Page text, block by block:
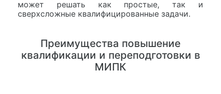
может решать как простые, так и
сверхсложные квалифицированные задачи.
Преимущества повышение
квалификации и переподготовки в
МИПК